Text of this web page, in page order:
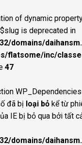
of dynamic
is deprecated in
domains/
flatsome/inc/
47
đã bị loại bỏ kể từ
IE bị bỏ qua bởi tất
domains/